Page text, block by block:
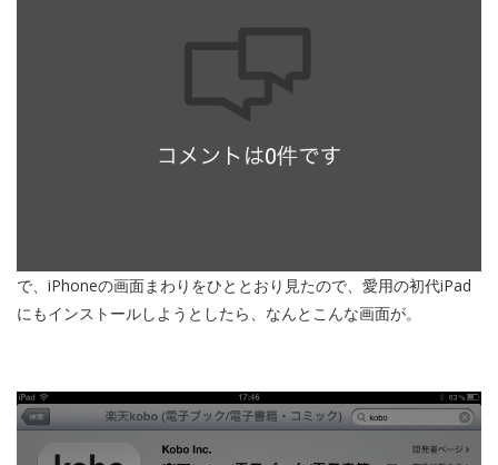
で、iPhoneの画面まわりをひととおり見たので、愛用の初代iPad
にもインストールしようとしたら、なんとこんな画面が。